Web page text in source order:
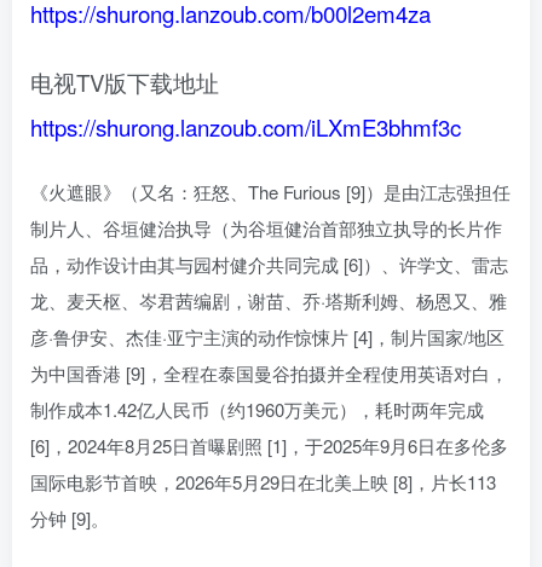
https://shurong.lanzoub.com/b00l2em4za
电视TV版下载地址
https://shurong.lanzoub.com/iLXmE3bhmf3c
《火遮眼》（又名：狂怒、The Furious [9]）是由江志强担任
制片人、谷垣健治执导（为谷垣健治首部独立执导的长片作
品，动作设计由其与园村健介共同完成 [6]）、许学文、雷志
龙、麦天枢、岑君茜编剧，谢苗、乔·塔斯利姆、杨恩又、雅
彦·鲁伊安、杰佳·亚宁主演的动作惊悚片 [4]，制片国家/地区
为中国香港 [9]，全程在泰国曼谷拍摄并全程使用英语对白，
制作成本1.42亿人民币（约1960万美元），耗时两年完成
[6]，2024年8月25日首曝剧照 [1]，于2025年9月6日在多伦多
国际电影节首映，2026年5月29日在北美上映 [8]，片长113
分钟 [9]。